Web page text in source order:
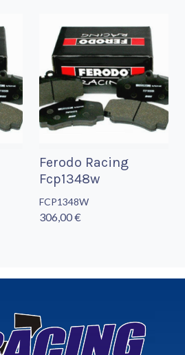
Ferodo Racing
Fcp1348w
FCP1348W
306,00 €